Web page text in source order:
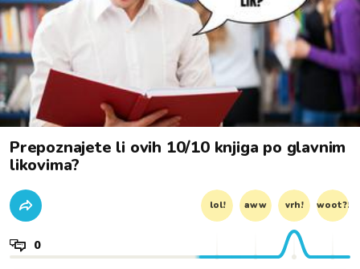
Prepoznajete li ovih 10/10 knjiga po glavnim
likovima?
lol! aww vrh! woot?!
0